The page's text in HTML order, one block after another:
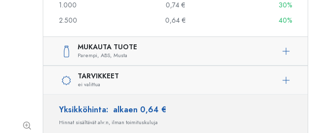
Käymisastiat
1.000
0,74 €
30%
2.500
0,64 € 40%
MUKAUTA TUOTE
Parempi, ABS, Musta
TARVIKKEET
ei valittua
Yksikköhinta: alkaen 0,64 €
Hinnat sisältävät alv:n, ilman toimituskuluja